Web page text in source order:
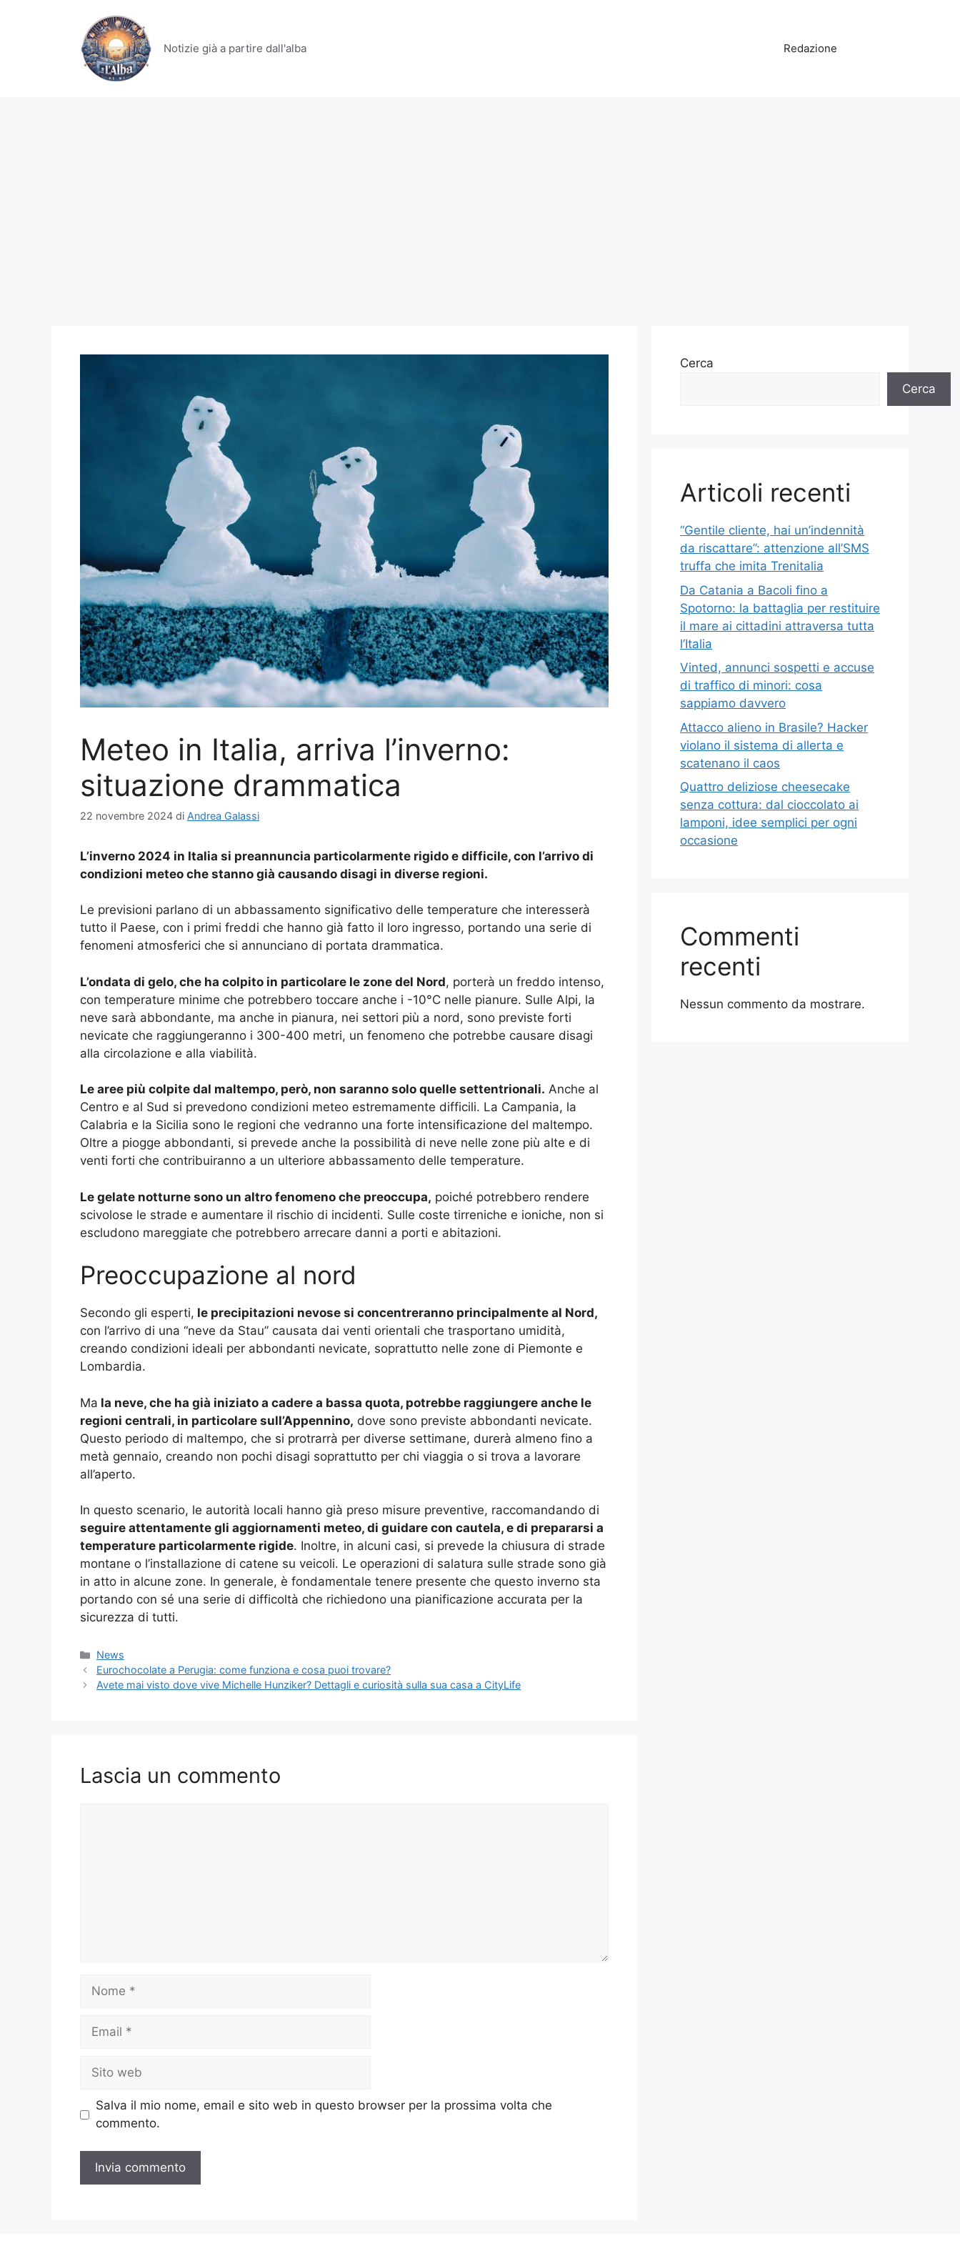
Notizie già a partire dall'alba Redazione
Meteo in Italia, arriva l’inverno:
situazione drammatica
22 novembre 2024 di Andrea Galassi
L’inverno 2024 in Italia si preannuncia particolarmente rigido e difficile, con l’arrivo di
condizioni meteo che stanno già causando disagi in diverse regioni.
Le previsioni parlano di un abbassamento significativo delle temperature che interesserà
tutto il Paese, con i primi freddi che hanno già fatto il loro ingresso, portando una serie di
fenomeni atmosferici che si annunciano di portata drammatica.
L’ondata di gelo, che ha colpito in particolare le zone del Nord, porterà un freddo intenso,
con temperature minime che potrebbero toccare anche i -10°C nelle pianure. Sulle Alpi, la
neve sarà abbondante, ma anche in pianura, nei settori più a nord, sono previste forti
nevicate che raggiungeranno i 300-400 metri, un fenomeno che potrebbe causare disagi
alla circolazione e alla viabilità​.
Le aree più colpite dal maltempo, però, non saranno solo quelle settentrionali. Anche al
Centro e al Sud si prevedono condizioni meteo estremamente difficili. La Campania, la
Calabria e la Sicilia sono le regioni che vedranno una forte intensificazione del maltempo.
Oltre a piogge abbondanti, si prevede anche la possibilità di neve nelle zone più alte e di
venti forti che contribuiranno a un ulteriore abbassamento delle temperature.
Le gelate notturne sono un altro fenomeno che preoccupa, poiché potrebbero rendere
scivolose le strade e aumentare il rischio di incidenti. Sulle coste tirreniche e ioniche, non si
escludono mareggiate che potrebbero arrecare danni a porti e abitazioni.
Preoccupazione al nord
Secondo gli esperti, le precipitazioni nevose si concentreranno principalmente al Nord,
con l’arrivo di una “neve da Stau” causata dai venti orientali che trasportano umidità,
creando condizioni ideali per abbondanti nevicate, soprattutto nelle zone di Piemonte e
Lombardia.
Ma la neve, che ha già iniziato a cadere a bassa quota, potrebbe raggiungere anche le
regioni centrali, in particolare sull’Appennino, dove sono previste abbondanti nevicate.
Questo periodo di maltempo, che si protrarrà per diverse settimane, durerà almeno fino a
metà gennaio, creando non pochi disagi soprattutto per chi viaggia o si trova a lavorare
all’aperto​.
In questo scenario, le autorità locali hanno già preso misure preventive, raccomandando di
seguire attentamente gli aggiornamenti meteo, di guidare con cautela, e di prepararsi a
temperature particolarmente rigide. Inoltre, in alcuni casi, si prevede la chiusura di strade
montane o l’installazione di catene su veicoli. Le operazioni di salatura sulle strade sono già
in atto in alcune zone. In generale, è fondamentale tenere presente che questo inverno sta
portando con sé una serie di difficoltà che richiedono una pianificazione accurata per la
sicurezza di tutti​.
Categorie
News
Eurochocolate a Perugia: come funziona e cosa puoi trovare?
Avete mai visto dove vive Michelle Hunziker? Dettagli e curiosità sulla sua casa a CityLife
Lascia un commento
Nome
Email
Sito
web
Salva il mio nome, email e sito web in questo browser per la prossima volta che
commento.
Cerca
Cerca
Articoli recenti
“Gentile cliente, hai un’indennità
da riscattare”: attenzione all’SMS
truffa che imita Trenitalia
Da Catania a Bacoli fino a
Spotorno: la battaglia per restituire
il mare ai cittadini attraversa tutta
l’Italia
Vinted, annunci sospetti e accuse
di traffico di minori: cosa
sappiamo davvero
Attacco alieno in Brasile? Hacker
violano il sistema di allerta e
scatenano il caos
Quattro deliziose cheesecake
senza cottura: dal cioccolato ai
lamponi, idee semplici per ogni
occasione
Commenti
recenti
Nessun commento da mostrare.